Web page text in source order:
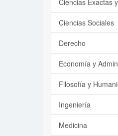
Ciencias Exactas
Ciencias Sociales
Derecho
Economía y
Filosofía y
Ingeniería
Medicina